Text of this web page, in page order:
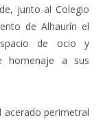
junto al Colegio
de Alhaurín el
de ocio y
homenaje a sus
acerado perimetral